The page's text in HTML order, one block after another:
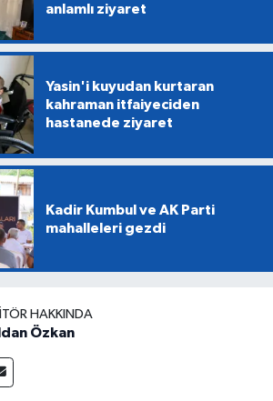
anlamlı ziyaret
Yasin'i kuyudan kurtaran
kahraman itfaiyeciden
hastanede ziyaret
Kadir Kumbul ve AK Parti
mahalleleri gezdi
HAKKINDA
Özkan